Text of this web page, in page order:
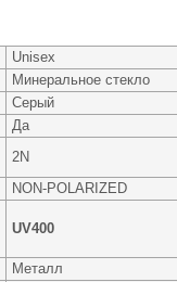
Unisex
Минеральное стекло
Серый
Да
2N
NON-POLARIZED
UV400
Металл